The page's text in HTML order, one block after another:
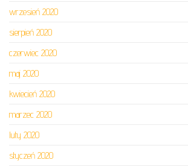
wrzesień 2020
sierpień 2020
czerwiec 2020
maj 2020
kwiecień 2020
marzec 2020
luty 2020
styczeń 2020